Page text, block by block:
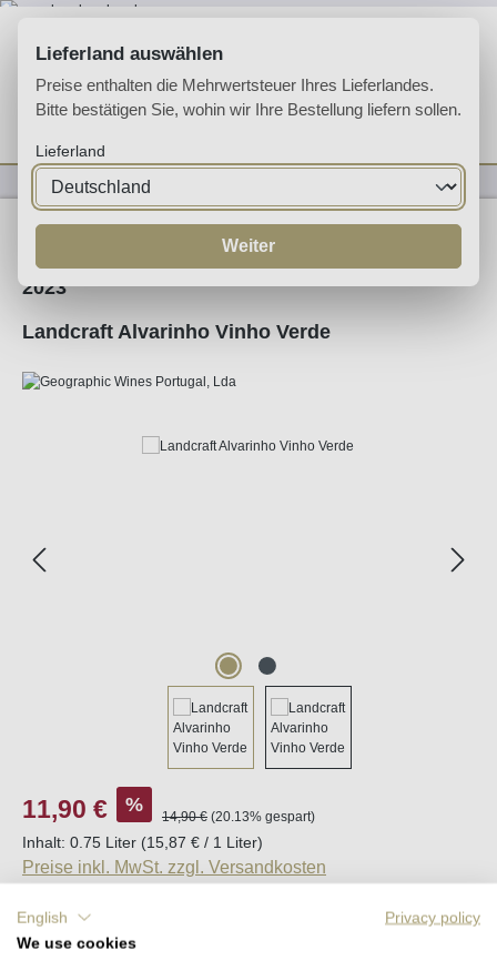
Du hast 0
Weine
2023
Landcraft Alvarinho Vinho Verde
Bildergalerie überspringen
11,90 € % Regulärer Preis:
14,90 € (20.13% gespart)
Inhalt: 0.75 Liter (15,87 € / 1 Liter)
Preise inkl. MwSt. zzgl. Versandkosten
Sofort verfügbar, Lieferzeit (DE): 2-5 Tage
Lieferland auswählen
Preise enthalten die Mehrwertsteuer Ihres Lieferlandes.
Bitte bestätigen Sie, wohin wir Ihre Bestellung liefern sollen.
Lieferland
Weiter
English
Privacy policy
We use cookies